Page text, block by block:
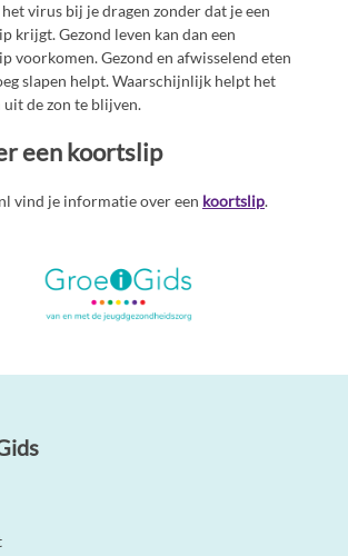
het virus bij je dragen zonder dat je een
krijgt. Gezond leven kan dan een
voorkomen. Gezond en afwisselend eten
slapen helpt. Waarschijnlijk helpt het
uit de zon te blijven.
een koortslip
vind je informatie over een koortslip.